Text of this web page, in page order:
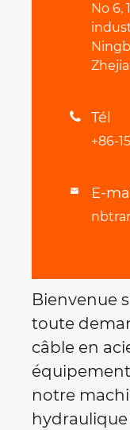
No 6,
 Tél
+86-
 E-
Bienvenue
toute
câble en
notre